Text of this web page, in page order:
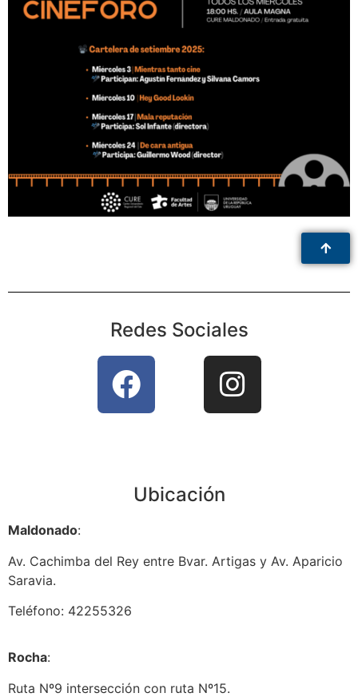
Redes Sociales
Ubicación
Maldonado:
Av. Cachimba del Rey entre Bvar. Artigas y Av. Aparicio
Saravia.
Teléfono: 42255326
Rocha:
Ruta Nº9 intersección con ruta Nº15.